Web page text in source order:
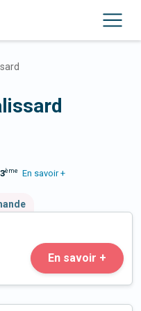
ème En savoir +
En savoir +